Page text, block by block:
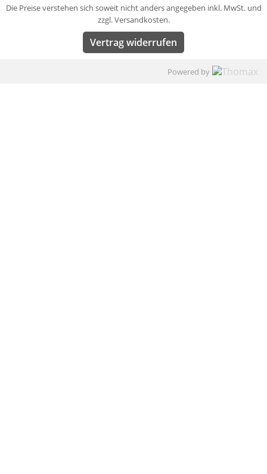
Die Preise verstehen sich soweit nicht anders angegeben inkl. MwSt. und
zzgl. Versandkosten.
Vertrag widerrufen
Powered by